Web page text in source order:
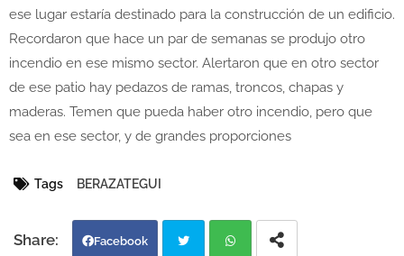
ese lugar estaría destinado para la construcción de un edificio.
Recordaron que hace un par de semanas se produjo otro
incendio en ese mismo sector. Alertaron que en otro sector
de ese patio hay pedazos de ramas, troncos, chapas y
maderas. Temen que pueda haber otro incendio, pero que
sea en ese sector, y de grandes proporciones
Tags BERAZATEGUI
Facebook